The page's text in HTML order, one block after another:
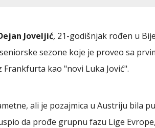
Joveljić, 21-godišnjak rođen u
sezone koje je proveo sa
kao "novi Luka Jović".
ali je pozajmica u Austriju bila
da prođe grupnu fazu Lige